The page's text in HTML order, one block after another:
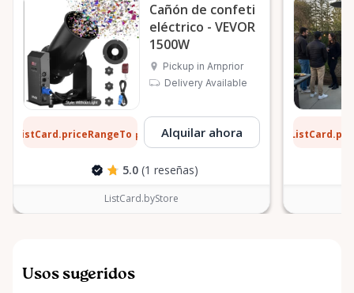
Cañón de confeti
eléctrico - VEVOR
1500W
Pickup in Arnprior
Delivery Available
ListCard.priceRangeTo por díaAlquilar ahora
5.0 (1 reseñas)
ListCard.byStore
Usos sugeridos